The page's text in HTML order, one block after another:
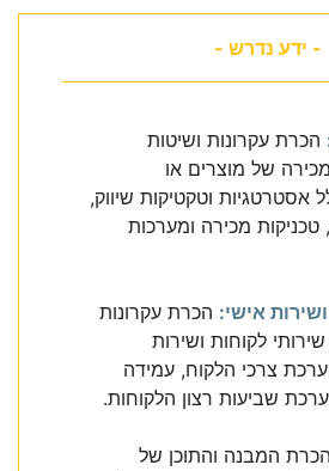
- ידע נדרש -
הכרת עקרונות ושיטות
של מוצרים או
אסטרטגיות וטקטיקות שיווק,
מכירה ומערכות
אישי: הכרת עקרונות
לקוחות ושירות
צרכי הלקוח, עמידה
שביעות רצון הלקוחות.
הכרת המבנה והתוכן של